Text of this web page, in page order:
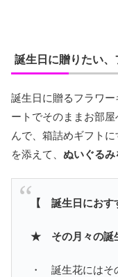
誕生日に贈りたい、
誕生日に贈るフラワー
ートでそのままお部
んで、箱詰めギフト
を添えて、 ぬいぐるみ
【 誕生日におす
★ その月々の誕
・ 誕生花にはそ